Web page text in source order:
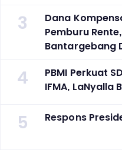
3
Dana
Pemburu
Bantargebang
4
PBMI Perkuat
IFMA, LaNyalla
5 Respons